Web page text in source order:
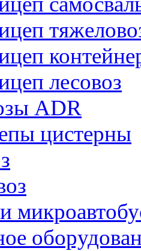
лесовоз
ADR
цистерны